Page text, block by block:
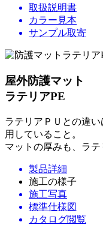
取扱説明書
カラー見本
サンプル取寄
屋外防護マット
ラテリアPE
ラテリアＰＵとの違
用していること。
マットの厚みも、ラテ
製品詳細
施工の様子
施工写真
標準仕様図
カタログ閲覧